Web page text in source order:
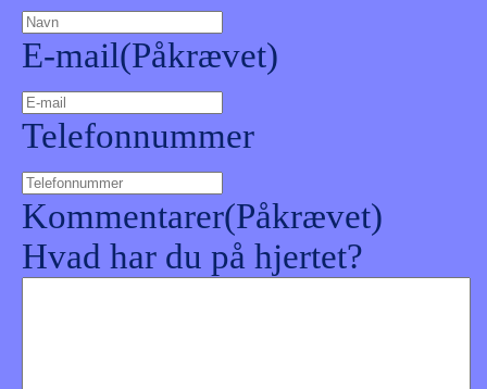
E-mail(Påkrævet)
Telefonnummer
Kommentarer(Påkrævet)
Hvad har du på hjertet?